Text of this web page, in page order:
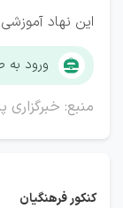
این نهاد
ورود
منبع: خبرگزاری
کنکور فرهنگیان